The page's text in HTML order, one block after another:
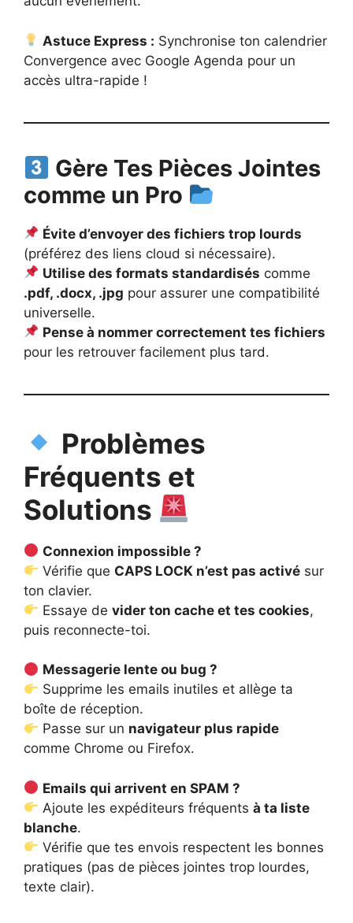
Astuce Express : Synchronise ton calendrier
Convergence avec Google Agenda pour un
accès ultra-rapide !
Gère Tes Pièces Jointes
comme un Pro
Évite d’envoyer des fichiers trop lourds
(préférez des liens cloud si nécessaire).
Utilise des formats standardisés comme
.pdf, .docx, .jpg pour assurer une compatibilité
universelle.
Pense à nommer correctement tes fichiers
pour les retrouver facilement plus tard.
Problèmes
Fréquents et
Solutions
Connexion impossible ?
Vérifie que CAPS LOCK n’est pas activé sur
ton clavier.
Essaye devider ton cache et tes cookies,
puis reconnecte-toi.
Messagerie lente ou bug ?
Supprime les emails inutiles et allège ta
boîte de réception.
Passe sur un navigateur plus rapide
comme Chrome ou Firefox.
Emails qui arrivent en SPAM ?
Ajoute les expéditeurs fréquentsà ta liste
blanche.
Vérifie que tes envois respectent les bonnes
pratiques (pas de pièces jointes trop lourdes,
texte clair).